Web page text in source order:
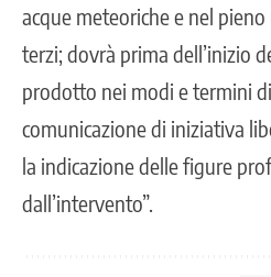
acque meteoriche e nel
terzi; dovrà prima dell’inizio
prodotto nei modi e termini
comunicazione di iniziativa
la indicazione delle figure
dall’intervento”.